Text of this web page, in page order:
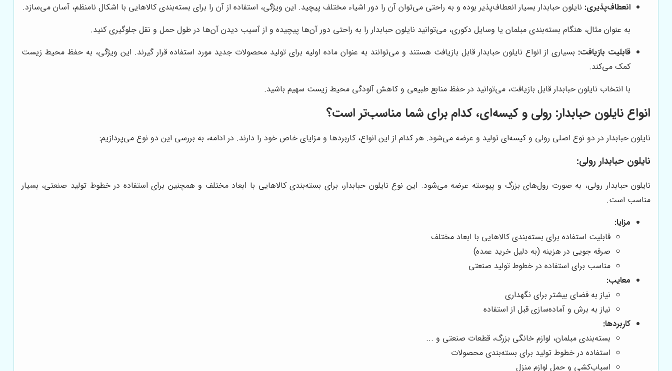
انعطاف‌پذیری: نایلون حبابدار بسیار انعطاف‌پذیر بوده و به راحتی می‌توان آن را دور اشیاء مختلف پیچید. این ویژگی، استفاده از آن را برای بسته‌بندی کالاهایی با اشکال نامنظم، آسان می‌سازد.
به عنوان مثال، هنگام بسته‌بندی مبلمان یا وسایل دکوری، می‌توانید نایلون حبابدار را به راحتی دور آن‌ها پیچیده و از آسیب دیدن آن‌ها در طول حمل و نقل جلوگیری کنید.
قابلیت بازیافت: بسیاری از انواع نایلون حبابدار قابل بازیافت هستند و می‌توانند به عنوان ماده اولیه برای تولید محصولات جدید مورد استفاده قرار گیرند. این ویژگی، به حفظ محیط زیست
کمک می‌کند.
با انتخاب نایلون حبابدار قابل بازیافت، می‌توانید در حفظ منابع طبیعی و کاهش آلودگی محیط زیست سهیم باشید.
انواع نایلون حبابدار: رولی و کیسه‌ای، کدام برای شما مناسب‌تر است؟
نایلون حبابدار در دو نوع اصلی رولی و کیسه‌ای تولید و عرضه می‌شود. هر کدام از این انواع، کاربردها و مزایای خاص خود را دارند. در ادامه، به بررسی این دو نوع می‌پردازیم:
نایلون حبابدار رولی:
نایلون حبابدار رولی، به صورت رول‌های بزرگ و پیوسته عرضه می‌شود. این نوع نایلون حبابدار، برای بسته‌بندی کالاهایی با ابعاد مختلف و همچنین برای استفاده در خطوط تولید صنعتی، بسیار
مناسب است.
مزایا:
قابلیت استفاده برای بسته‌بندی کالاهایی با ابعاد مختلف
صرفه جویی در هزینه (به دلیل خرید عمده)
مناسب برای استفاده در خطوط تولید صنعتی
معایب:
نیاز به فضای بیشتر برای نگهداری
نیاز به برش و آماده‌سازی قبل از استفاده
کاربردها:
بسته‌بندی مبلمان، لوازم خانگی بزرگ، قطعات صنعتی و ...
استفاده در خطوط تولید برای بسته‌بندی محصولات
اسباب‌کشی و حمل لوازم منزل